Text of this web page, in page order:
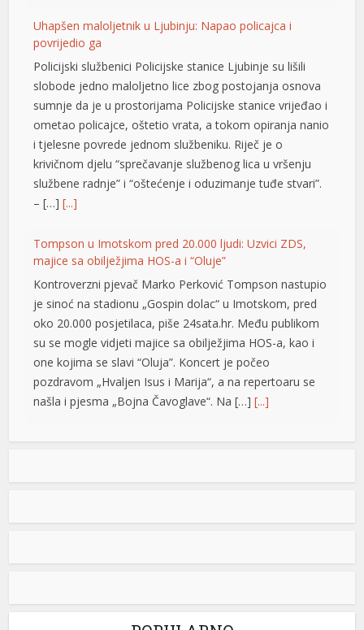
Uhapšen maloljetnik u Ljubinju: Napao policajca i
povrijedio ga
Policijski službenici Policijske stanice Ljubinje su lišili
slobode jedno maloljetno lice zbog postojanja osnova
sumnje da je u prostorijama Policijske stanice vrijeđao i
ometao policajce, oštetio vrata, a tokom opiranja nanio
i tjelesne povrede jednom službeniku. Riječ je o
krivičnom djelu “sprečavanje službenog lica u vršenju
službene radnje” i “oštećenje i oduzimanje tuđe stvari”.
– […][...]
Tompson u Imotskom pred 20.000 ljudi: Uzvici ZDS,
majice sa obilježjima HOS-a i “Oluje”
Kontroverzni pjevač Marko Perković Tompson nastupio
je sinoć na stadionu „Gospin dolac“ u Imotskom, pred
oko 20.000 posjetilaca, piše 24sata.hr. Među publikom
su se mogle vidjeti majice sa obilježjima HOS-a, kao i
one kojima se slavi “Oluja”. Koncert je počeo
pozdravom „Hvaljen Isus i Marija“, a na repertoaru se
našla i pjesma „Bojna Čavoglave“. Na […][...]
Gužve na granicama BiH: Duge kolone na više prelaza,
Saobraćaj se na većini puteva u Republici Srpskoj i
pojačan je intenzitet saobraćaja. Duge su kolone vozila
iz zemlje, duge su kolone putničkih vozila na graničnim